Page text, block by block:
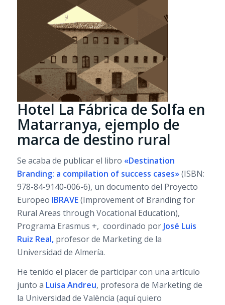
Hotel La Fábrica de Solfa en
Matarranya, ejemplo de
marca de destino rural
Se acaba de publicar el libro «Destination
Branding: a compilation of success cases»(ISBN:
978-84-9140-006-6), un documento del Proyecto
Europeo IBRAVE(Improvement of Branding for
Rural Areas through Vocational Education),
Programa Erasmus +, coordinado por José Luis
Ruiz Real,profesor de Marketing de la
Universidad de Almería.
He tenido el placer de participar con una artículo
junto a Luisa Andreu, profesora de Marketing de
la Universidad de València (aquí quiero